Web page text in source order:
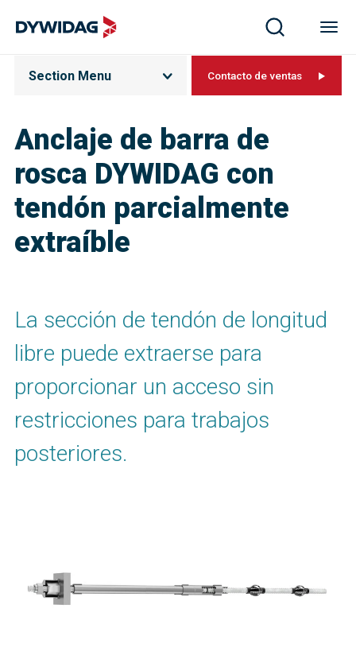
Anclaje de barra de
rosca DYWIDAG con
tendón parcialmente
extraíble
Section Menu Contacto de ventas
La sección de tendón de longitud
libre puede extraerse para
proporcionar un acceso sin
restricciones para trabajos
posteriores.